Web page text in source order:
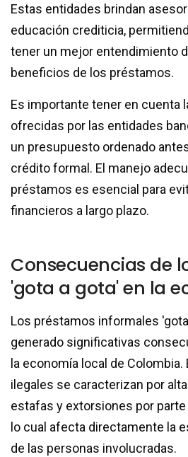
Estas entidades brindan
educación crediticia,
tener un mejor entendimiento
beneficios de los préstamos.
Es importante tener en cuenta
ofrecidas por las entidades
un presupuesto ordenado
crédito formal. El manejo
préstamos es esencial para
financieros a largo plazo.
Consecuencias de
'gota a gota' en la
Los préstamos informales
generado significativas
la economía local de
ilegales se caracterizan por
estafas y extorsiones por
lo cual afecta directamente la
de las personas involucradas.